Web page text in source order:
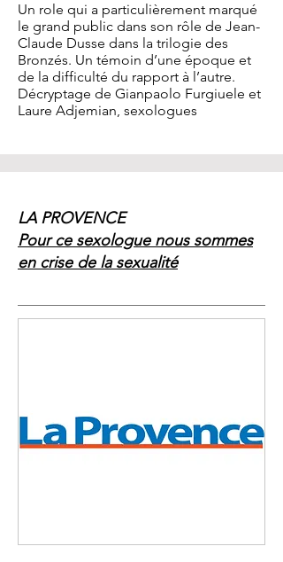
Un role qui a particulièrement marqué
le grand public dans son rôle de Jean-
Claude Dusse dans la trilogie des
Bronzés. Un témoin d’une époque et
de la difficulté du rapport à l’autre.
Décryptage de Gianpaolo Furgiuele et
Laure Adjemian, sexologues
LA PROVENCE
Pour ce sexologue nous sommes
en crise de la sexualité